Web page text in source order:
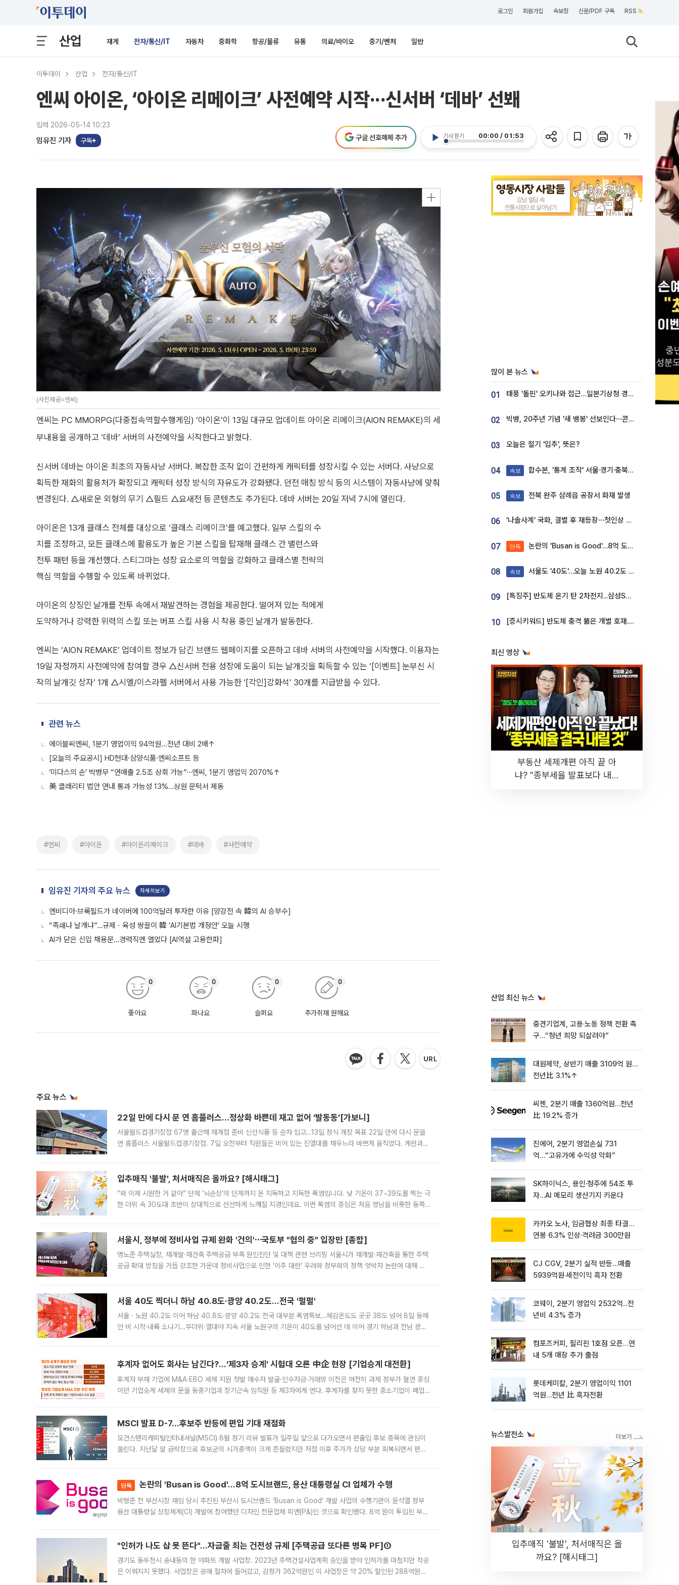
로그인 회원가입 속보창 신문/PDF 구독 RSS
산업 재계 전자/통신/IT 자동차 중화학 항공/물류 유통 의료/바이오 중기/벤처 일반
이투데이 산업 전자/통신/IT
엔씨 아이온, ‘아이온 리메이크’ 사전예약 시작···신서버 ‘데바’ 선봬
입력 2026-05-14 10:23
임유진 기자 구독
기사 듣기 00:00 / 01:53
구글 선호매체 추가
(사진제공=엔씨)
엔씨는 PC MMORPG(다중접속역할수행게임) ‘아이온’이 13일 대규모 업데이트 아이온 리메이크(AION REMAKE)의 세
부내용을 공개하고 ‘데바’ 서버의 사전예약을 시작한다고 밝혔다.
신서버 데바는 아이온 최초의 자동사냥 서버다. 복잡한 조작 없이 간편하게 캐릭터를 성장시킬 수 있는 서버다. 사냥으로
획득한 재화의 활용처가 확장되고 캐릭터 성장 방식의 자유도가 강화됐다. 던전 매칭 방식 등의 시스템이 자동사냥에 맞춰
변경된다. △새로운 외형의 무기 △필드 △요새전 등 콘텐츠도 추가된다. 데바 서버는 20일 저녁 7시에 열린다.
아이온은 13개 클래스 전체를 대상으로 ‘클래스 리메이크’를 예고했다. 일부 스킬의 수
치를 조정하고, 모든 클래스에 활용도가 높은 기본 스킬을 탑재해 클래스 간 밸런스와
전투 패턴 등을 개선했다. 스티그마는 성장 요소로의 역할을 강화하고 클래스별 전략의
핵심 역할을 수행할 수 있도록 바뀌었다.
아이온의 상징인 날개를 전투 속에서 재발견하는 경험을 제공한다. 떨어져 있는 적에게
도약하거나 강력한 위력의 스킬 또는 버프 스킬 사용 시 착용 중인 날개가 발동한다.
엔씨는 ‘AION REMAKE’ 업데이트 정보가 담긴 브랜드 웹페이지를 오픈하고 데바 서버의 사전예약을 시작했다. 이용자는
19일 자정까지 사전예약에 참여할 경우 △신서버 전용 성장에 도움이 되는 날개깃을 획득할 수 있는 ‘[이벤트] 눈부신 시
작의 날개깃 상자’ 1개 △시엘/이스라펠 서버에서 사용 가능한 ‘[각인]강화석’ 30개를 지급받을 수 있다.
관련 뉴스
에이블씨엔씨, 1분기 영업이익 94억원...전년 대비 2배↑
[오늘의 주요공시] HD현대·삼양식품·엔씨소프트 등
‘미다스의 손’ 박병무 “연매출 2.5조 상회 가능”⋯엔씨, 1분기 영업익 2070%↑
美 클래리티 법안 연내 통과 가능성 13%…상원 문턱서 제동
#엔씨 #아이온 #아이온리메이크 #데바 #사전예약
임유진 기자의 주요 뉴스 자세히보기
엔비디아·브룩필드가 네이버에 100억달러 투자한 이유 [양강전 속 韓의 AI 승부수]
“족쇄냐 날개냐”…규제ㆍ육성 쌍끌이 韓 ‘AI기본법 개정안’ 오늘 시행
AI가 닫은 신입 채용문…경력직엔 열었다 [AI역설 고용한파]
좋아요
0
화나요
0
슬퍼요
0
추가취재 원해요
0
주요 뉴스
22일 만에 다시 문 연 홈플러스…정상화 바쁜데 재고 없어 ‘발동동’[가보니]
서울월드컵경기장점 67명 출근해 재개점 준비 신선식품 등 순차 입고…13일 정식 개장 목표 22일 만에 다시 문을
연 홈플러스 서울월드컵경기장점. 7일 오전부터 직원들은 비어 있는 진열대를 채우느라 바쁘게 움직였다. 계란과
입추매직 '불발', 처서매직은 올까요? [해시태그]
“와 이제 시원한 거 같아” 단체 ‘뇌손상’의 단계까지 온 지독하고 지독한 폭염입니다. 낮 기온이 37~39도를 찍는 극
한 더위 속 30도대 초반이 상대적으로 선선하게 느껴질 지경인데요. 이번 폭염의 중심은 처음 영남을 비롯한 동쪽
서울시, 정부에 정비사업 규제 완화 '건의'⋯국토부 "협의 중" 입장만 [종합]
명노준 주택실장, 재개발·재건축 주택공급 부족 원인진단 및 대책 관련 브리핑 서울시가 재개발·재건축을 통한 주택
공급 확대 방침을 거듭 강조한 가운데 정비사업으로 인한 '이주 대란' 우려와 정부와의 정책 엇박자 논란에 대해 정
서울 40도 찍더니 하남 40.8도·광양 40.2도…전국 '펄펄'
서울ㆍ노원 40.2도 이어 하남 40.8도·광양 40.2도 전국 대부분 폭염특보…체감온도도 곳곳 38도 넘어 8일 동해
안 비 시작·내륙 소나기…무더위·열대야 지속 서울 노원구의 기온이 40도를 넘어선 데 이어 경기 하남과 전남 광양
후계자 없어도 회사는 남긴다?…‘제3자 승계’ 시험대 오른 中企 현장 [기업승계 대전환]
후계자 부재 기업에 M&A·EBO 세제 지원 첫발 매수자 발굴·인수자금·거래망 이전은 여전히 과제 정부가 혈연 중심
이던 기업승계 세제의 문을 동종기업과 장기근속 임직원 등 제3자에게 연다. 후계자를 찾지 못한 중소기업이 폐업
MSCI 발표 D-7…후보주 반등에 편입 기대 재점화
모건스탠리캐피털인터내셔널(MSCI) 8월 정기 리뷰 발표가 일주일 앞으로 다가오면서 편출입 후보 종목에 관심이
쏠린다. 지난달 말 급락장으로 후보군의 시가총액이 크게 흔들렸지만 저점 이후 주가가 상당 부분 회복되면서 편입
단독 논란의 'Busan is Good'…8억 도시브랜드, 용산 대통령실 CI 업체가 수행
박형준 전 부산시장 재임 당시 추진된 부산시 도시브랜드 ‘Busan is Good’ 개발 사업의 수행기관이 윤석열 정부
용산 대통령실 상징체계(CI) 개발에 참여했던 디자인 전문업체 피앤(P&)인 것으로 확인됐다. 8억 원이 투입된 부산
"인허가 나도 삽 못 뜬다"…자금줄 죄는 건전성 규제 [주택공급 또다른 병목 PF]①
경기도 동두천시 송내동의 한 아파트 개발 사업장. 2023년 주택건설사업계획 승인을 받아 인허가를 마쳤지만 착공
은 이뤄지지 못했다. 사업장은 공매 절차에 들어갔고, 감정가 362억원인 이 사업장은 약 20% 할인된 288억원에
많이 본 뉴스
01 태풍 '돌핀' 오키나와 접근…일본기상청 경로 업데이트
02 빅뱅, 20주년 기념 '새 뱅봉' 선보인다⋯콘서트 앞두고 팝업 개최
03 오늘은 절기 '입추', 뜻은?
04 속보 합수본, '통계 조작' 서울·경기·충북 선관위 등 추가 압수수색
05 속보 전북 완주 삼례읍 공장서 화재 발생
06 ‘나솔사계’ 국화, 결별 후 재등장⋯첫인상 투표 휩쓸고 ‘인기녀’ 등극
07 단독 논란의 'Busan is Good'…8억 도시브랜드, 용산 대통령실 CI 업체가 수행
08 속보 서울도 '40도'…오늘 노원 40.2도 기록
09 [특징주] 반도체 온기 탄 2차전지...삼성SDI, 장 초반 7% 넘게 껑충
10 [증시키워드] 반도체 충격 뚫은 개별 호재...포스코퓨처엠·에코프로·한화솔루션 '눈길'
최신 영상
부동산 세제개편 아직 끝 아
냐? "종부세율 발표보다 내릴
산업 최신 뉴스
중견기업계, 고용·노동 정책 전환 촉
구…“청년 희망 되살려야”
대원제약, 상반기 매출 3109억 원…
전년比 3.1%↑
씨젠, 2분기 매출 1360억원…전년
比 19.2% 증가
진에어, 2분기 영업손실 731
억…“고유가에 수익성 악화”
SK하이닉스, 용인·청주에 54조 투
자…AI 메모리 생산기지 키운다
카카오 노사, 임금협상 최종 타결…
연봉 6.3% 인상·격려금 300만원
CJ CGV, 2분기 실적 반등…매출
5939억원·세전이익 흑자 전환
코웨이, 2분기 영업익 2532억...전
년비 4.3% 증가
컴포즈커피, 필리핀 1호점 오픈…연
내 5개 매장 추가 출점
롯데케미칼, 2분기 영업이익 1101
억원…전년 比 흑자전환
뉴스발전소
입추매직 '불발', 처서매직은 올
까요? [해시태그]